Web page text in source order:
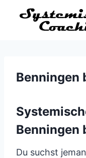
Inhalt
Benningen
Benningen
Du suchst